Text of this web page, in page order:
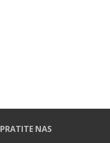
PRATITE NAS